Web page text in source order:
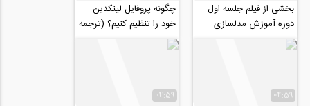
بخشی از فیلم جلسه اول
دوره آموزش مدلسازی
عددی سدهای بتنی وزنی با
نرم افزار...
چگونه پروفایل لینکدین
خود را تنظیم کنیم؟ (ترجمه
و دوبله اختصاصی موسسه
۸۰۸)
04:59
04:59